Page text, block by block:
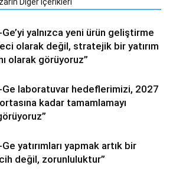
Diğer İçerikleri
Ge’yi yalnızca yeni ürün geliştirme
olarak değil, stratejik bir yatırım
olarak görüyoruz”
Ge laboratuvar hedeflerimizi, 2027
ortasına kadar tamamlamayı
Ge yatırımları yapmak artık bir
değil, zorunluluktur”